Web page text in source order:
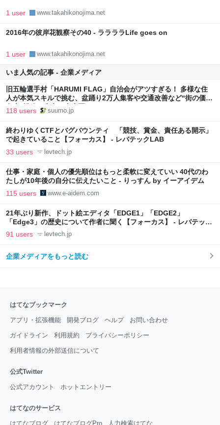
1 user www.takahikonojima.net
2016年の彼岸花観察その40 - ララララLife goes on
1 user www.takahikonojima.net
いま人気の記事 - 企業メディア
旧五輪選手村「HARUMI FLAG」自治会がアツすぎる！ 多様な住
人が本気スキルで挑む、盆踊り2万人集客や交通改善など“街の価値
向上”戦略 東京・中央区
118 users suumo.jp
終わりゆくCTFとバグバウンティ 「競技、賞金、責任ある開示」
で起きていること【フォーカス】 - レバテックLAB
33 users levtech.jp
仕事・家庭・個人の優先順位はもっと柔軟に変えていい 40代のわ
たしが10年後の自分に伝えたいこと - りっすん by イーアイデム
115 users www.e-aidem.com
21年ぶり新作、ドット絵エディタ「EDGE1」「EDGE2」
「Edge3」の歴史について作者に聞く【フォーカス】 - レバテック
LAB
91 users levtech.jp
企業メディアをもっと読む
はてなブックマーク
アプリ・拡張機能 開発ブログ ヘルプ お問い合わせ
ガイドライン 利用規約 プライバシーポリシー
利用者情報の外部送信について
公式Twitter
公式アカウント ホットエントリー
はてなのサービス
はてなブログ はてなブログPro 人力検索はてな